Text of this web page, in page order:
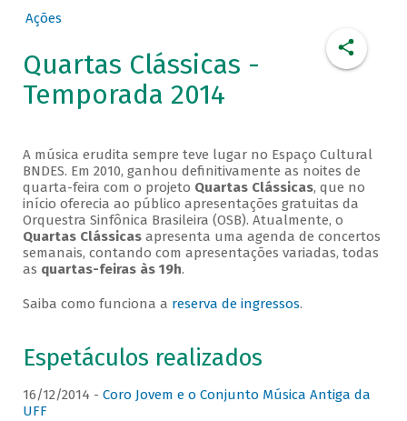
Ações
Quartas Clássicas -
Temporada 2014
A música erudita sempre teve lugar no Espaço Cultural
BNDES. Em 2010, ganhou definitivamente as noites de
quarta-feira com o projeto Quartas Clássicas, que no
início oferecia ao público apresentações gratuitas da
Orquestra Sinfônica Brasileira (OSB). Atualmente, o
Quartas Clássicasapresenta uma agenda de concertos
semanais, contando com apresentações variadas, todas
as quartas-feiras às 19h.
Saiba como funciona a reserva de ingressos.
Espetáculos realizados
16/12/2014 - Coro Jovem e o Conjunto Música Antiga da
UFF